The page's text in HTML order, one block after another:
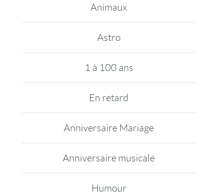
Animaux
Astro
1 à 100 ans
En retard
Anniversaire Mariage
Anniversaire musicale
Humour